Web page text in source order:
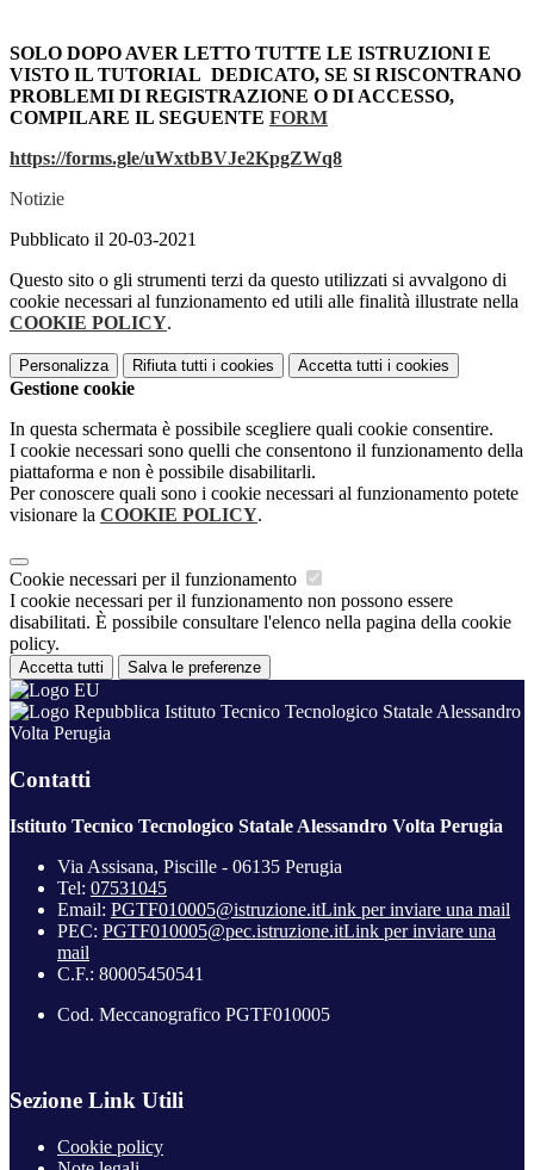
SOLO DOPO AVER LETTO TUTTE LE ISTRUZIONI E
VISTO IL TUTORIAL DEDICATO, SE SI RISCONTRANO
PROBLEMI DI REGISTRAZIONE O DI ACCESSO,
COMPILARE IL SEGUENTE FORM
https://forms.gle/uWxtbBVJe2KpgZWq8
Notizie
Pubblicato il 20-03-2021
Questo sito o gli strumenti terzi da questo utilizzati si avvalgono di
cookie necessari al funzionamento ed utili alle finalità illustrate nella
COOKIE POLICY.
Personalizza Rifiuta tutti i cookies Accetta tutti i cookies
Gestione cookie
In questa schermata è possibile scegliere quali cookie consentire.
I cookie necessari sono quelli che consentono il funzionamento della
piattaforma e non è possibile disabilitarli.
Per conoscere quali sono i cookie necessari al funzionamento potete
visionare la COOKIE POLICY.
Cookie necessari per il funzionamento
I cookie necessari per il funzionamento non possono essere
disabilitati. È possibile consultare l'elenco nella pagina della cookie
policy.
Accetta tutti Salva le preferenze
Istituto Tecnico Tecnologico Statale Alessandro
Volta Perugia
Contatti
Istituto Tecnico Tecnologico Statale Alessandro Volta Perugia
Via Assisana, Piscille - 06135 Perugia
Tel: 07531045
Email: PGTF010005@istruzione.itLink per inviare una mail
PEC: PGTF010005@pec.istruzione.itLink per inviare una
mail
C.F.: 80005450541
Cod. Meccanografico PGTF010005
Sezione Link Utili
Cookie policy